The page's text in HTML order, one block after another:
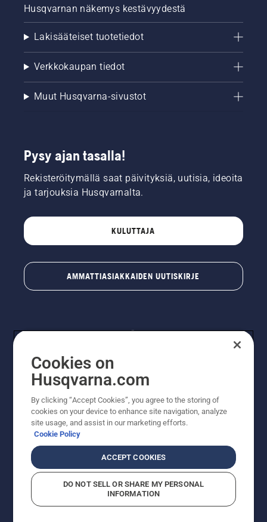
Husqvarnan näkemys kestävyydestä
Lakisääteiset tuotetiedot
Verkkokaupan tiedot
Muut Husqvarna-sivustot
Pysy ajan tasalla!
Rekisteröitymällä saat päivityksiä, uutisia, ideoita
ja tarjouksia Husqvarnalta.
KULUTTAJA
AMMATTIASIAKKAIDEN UUTISKIRJE
© Husqvarna AB (publ). Kaikki oikeudet pidätetään.
Hinnat ovat suositushintoja. Varaamme oikeudet
hintamuutoksiin, kirjoitus- ja sisältövirheisiin. Sivusto
pyritään pitämään mahdollisimman ajantasaisena ja
suositushintoja (sis. alv), ellei tuotetta voi ostaa
suoraan verkkosivustoltamme.
EvästekäytäntöKäyttöehdotTietosuojailmoitusTiedot
Epäillyistä rikkomuksista ilmoittaminen
Cookies on
Husqvarna.com
By clicking “Accept Cookies”, you agree to the storing of
cookies on your device to enhance site navigation, analyze
site usage, and assist in our marketing efforts.
Cookie Policy
ACCEPT COOKIES
DO NOT SELL OR SHARE MY PERSONAL
INFORMATION